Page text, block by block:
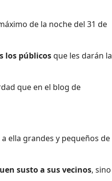
de la noche del 31 de
los públicosque les darán la
que en el blog de
ella grandes y pequeños de
susto a sus vecinos, sino